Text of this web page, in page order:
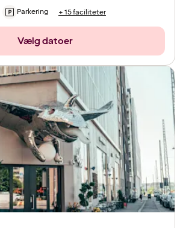
Parkering + 15 faciliteter
Vælg datoer